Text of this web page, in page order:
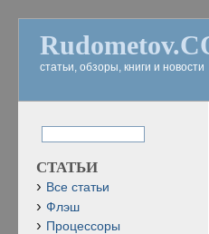
статьи, обзоры, книги и новости
СТАТЬИ
Все статьи
Флэш
Процессоры